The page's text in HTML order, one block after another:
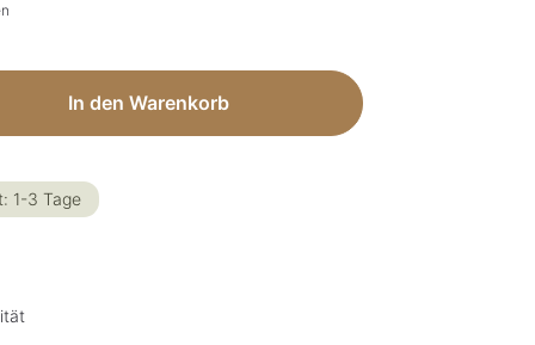
den gewünschten Wert ein oder
In den Warenkorb
1-3 Tage